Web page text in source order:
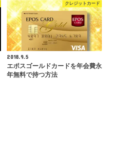
クレジットカード
2018.9.5
エポスゴールドカードを年会費永
年無料で持つ方法